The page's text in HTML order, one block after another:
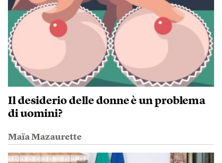
Il desiderio delle donne è un problema
di uomini?
Maïa Mazaurette